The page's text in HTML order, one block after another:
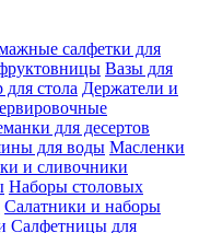
салфетки для
Вазы для
для стола Держатели и
для десертов
для воды Масленки
и сливочники
Наборы столовых
Салатники и наборы
Салфетницы для